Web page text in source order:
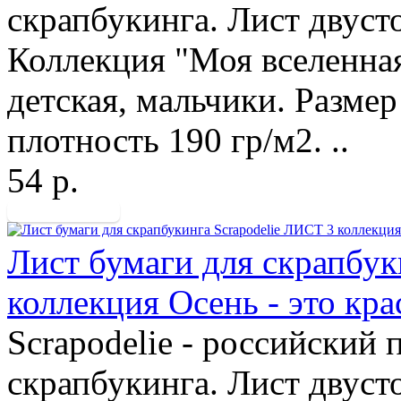
скрапбукинга. Лист
Коллекция "Моя
детская, мальчики.
плотность 190 гр/м2. ..
54 р.
Лист бумаги для
коллекция Осень - это
Scrapodelie - российский
скрапбукинга. Лист